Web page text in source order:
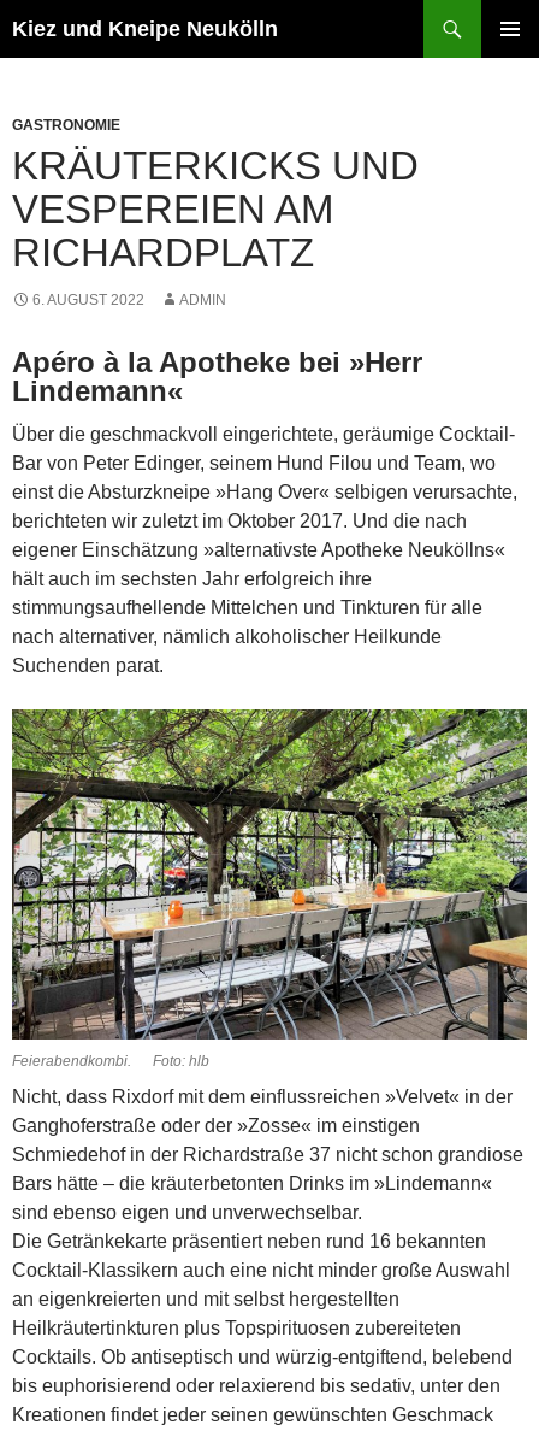
Inhalt
Kiez und Kneipe Neukölln
GASTRONOMIE
KRÄUTERKICKS UND
VESPEREIEN AM
RICHARDPLATZ
6. AUGUST 2022 ADMIN
Apéro à la Apotheke bei »Herr
Lindemann«
Über die geschmackvoll eingerichtete, geräumige Cocktail-
Bar von Peter Edinger, seinem Hund Filou und Team, wo
einst die Absturzkneipe »Hang Over« selbigen verursachte,
berichteten wir zuletzt im Oktober 2017. Und die nach
eigener Einschätzung »alternativste Apotheke Neuköllns«
hält auch im sechsten Jahr erfolgreich ihre
stimmungsaufhellende Mittelchen und Tinkturen für alle
nach alternativer, nämlich alkoholischer Heilkunde
Suchenden parat.
Feierabendkombi. Foto: hlb
Nicht, dass Rixdorf mit dem einflussreichen »Velvet« in der
Ganghoferstraße oder der »Zosse« im einstigen
Schmiedehof in der Richardstraße 37 nicht schon grandiose
Bars hätte – die kräuterbetonten Drinks im »Lindemann«
sind ebenso eigen und unverwechselbar.
Die Getränkekarte präsentiert neben rund 16 bekannten
Cocktail-Klassikern auch eine nicht minder große Auswahl
an eigenkreierten und mit selbst hergestellten
Heilkräutertinkturen plus Topspirituosen zubereiteten
Cocktails. Ob antiseptisch und würzig-entgiftend, belebend
bis euphorisierend oder relaxierend bis sedativ, unter den
Kreationen findet jeder seinen gewünschten Geschmack